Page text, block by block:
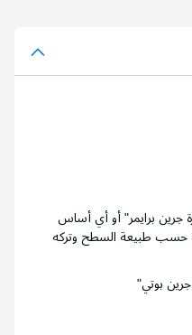
جرين برايمر" أو أي أساس
حسب طبيعة السطح وتركه
بوتي"